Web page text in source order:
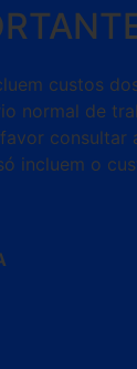
custos
normal de
consultar
incluem o